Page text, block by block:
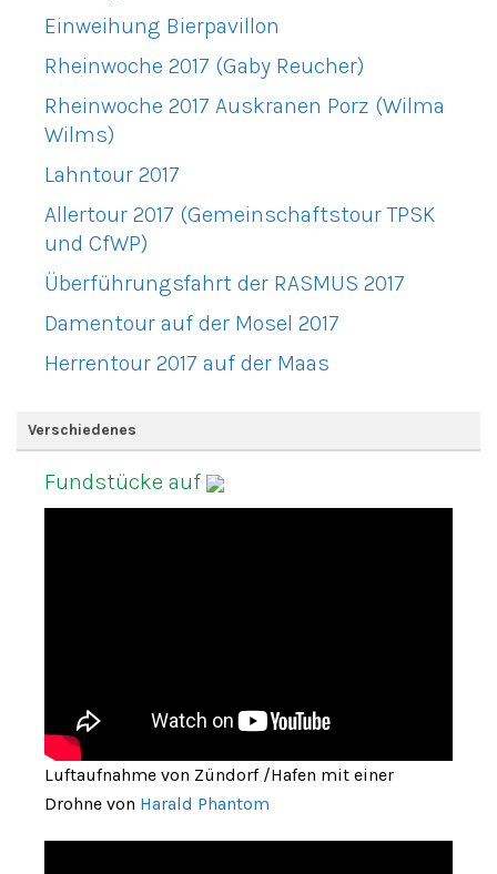
Einweihung Bierpavillon
Rheinwoche 2017 (Gaby Reucher)
Rheinwoche 2017 Auskranen Porz (Wilma
Wilms)
Lahntour 2017
Allertour 2017 (Gemeinschaftstour TPSK
und CfWP)
Überführungsfahrt der RASMUS 2017
Damentour auf der Mosel 2017
Herrentour 2017 auf der Maas
Verschiedenes
Fundstücke auf
Luftaufnahme von Zündorf /Hafen mit einer
Drohne von Harald Phantom